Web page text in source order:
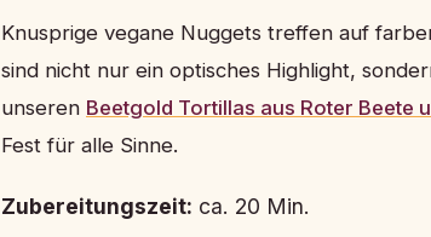
Knusprige vegane Nuggets treffen auf
sind nicht nur ein optisches Highlight,
unseren Beetgold Tortillas aus Roter Beete
Fest für alle Sinne.
Zubereitungszeit: ca. 20 Min.